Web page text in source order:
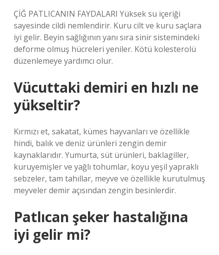
ÇİĞ PATLICANIN FAYDALARI Yüksek su içeriği
sayesinde cildi nemlendirir. Kuru cilt ve kuru saçlara
iyi gelir. Beyin sağlığının yanı sıra sinir sistemindeki
deforme olmuş hücreleri yeniler. Kötü kolesterolü
düzenlemeye yardımcı olur.
Vücuttaki demiri en hızlı ne
yükseltir?
Kırmızı et, sakatat, kümes hayvanları ve özellikle
hindi, balık ve deniz ürünleri zengin demir
kaynaklarıdır. Yumurta, süt ürünleri, baklagiller,
kuruyemişler ve yağlı tohumlar, koyu yeşil yapraklı
sebzeler, tam tahıllar, meyve ve özellikle kurutulmuş
meyveler demir açısından zengin besinlerdir.
Patlıcan şeker hastalığına
iyi gelir mi?